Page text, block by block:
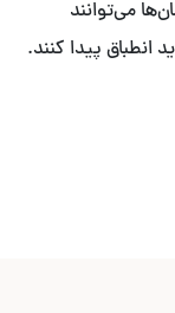
می‌توانند
انطباق پیدا کنند.